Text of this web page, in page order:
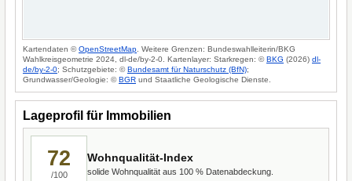
Kartendaten ©OpenStreetMap . Weitere Grenzen: Bundeswahlleiterin/BKG
Wahlkreisgeometrie 2024, dl-de/by-2-0. Kartenlayer: Starkregen: ©BKG (2026) dl-
de/by-2-0; Schutzgebiete: ©Bundesamt für Naturschutz (BfN);
Grundwasser/Geologie: ©BGR und Staatliche Geologische Dienste.
Lageprofil für Immobilien
72
/100
Wohnqualität-Index
solide Wohnqualität aus 100 % Datenabdeckung.